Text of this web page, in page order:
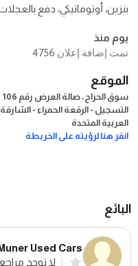
بنزين، أوتوماتيكي، دفع
يوم منذ
تمت إضافة إعلان 4756
الموقع
التسجيل - الرقعة الحمراء - الشارقة
العربية المتحدة
انقر هنا لرؤيته على الخريطة
البائع
Used Cars
لا توجد